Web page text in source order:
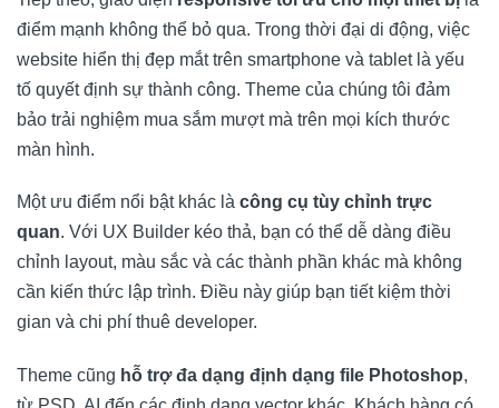
điểm mạnh không thể bỏ qua. Trong thời đại di động, việc
website hiển thị đẹp mắt trên smartphone và tablet là yếu
tố quyết định sự thành công. Theme của chúng tôi đảm
bảo trải nghiệm mua sắm mượt mà trên mọi kích thước
màn hình.
Một ưu điểm nổi bật khác là công cụ tùy chỉnh trực
quan. Với UX Builder kéo thả, bạn có thể dễ dàng điều
chỉnh layout, màu sắc và các thành phần khác mà không
cần kiến thức lập trình. Điều này giúp bạn tiết kiệm thời
gian và chi phí thuê developer.
Theme cũng hỗ trợ đa dạng định dạng file Photoshop,